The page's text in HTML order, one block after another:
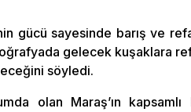
gücü sayesinde barış ve
gelecek kuşaklara
söyledi.
olan Maraş’ın